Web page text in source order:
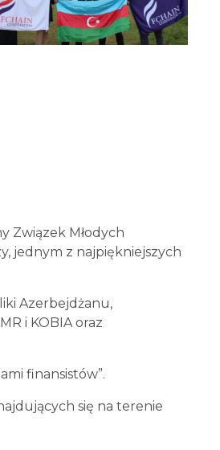
Związek Młodych
jednym z najpiękniejszych
Azerbejdżanu,
i KOBIA oraz
finansistów”.
się na terenie